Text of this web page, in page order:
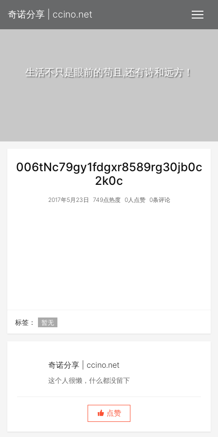
奇诺分享 | ccino.net
生活不只是眼前的苟且,还有诗和远方！
006tNc79gy1fdgxr8589rg30jb0c
2k0c
2017年5月23日 749点热度 0人点赞 0条评论
标签： 暂无
奇诺分享 | ccino.net
这个人很懒，什么都没留下
点赞